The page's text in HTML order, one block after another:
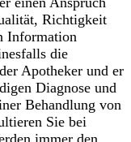
Richtigkeit
Information
die
Apotheker und er
Diagnose und
Behandlung von
Sie bei
immer den